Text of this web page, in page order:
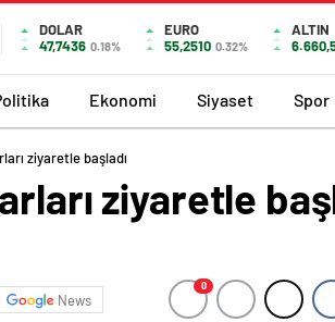
DOLAR
47,7436 0.18%
EURO
55,2510 0.32%
ALTIN
Ekonomi Siyaset Spor
ziyaretle başladı
ziyaretle
News
0